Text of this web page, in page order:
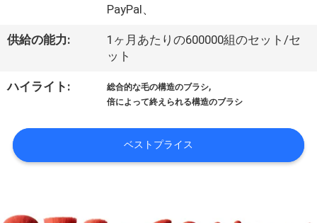
場
行
PayPal、
供給の能力:
1ヶ月あたりの600000組のセット/セ
ット
ハイライト: 総合的な毛の構造のブラシ,
倍によって終えられる構造のブラシ
ベストプライス